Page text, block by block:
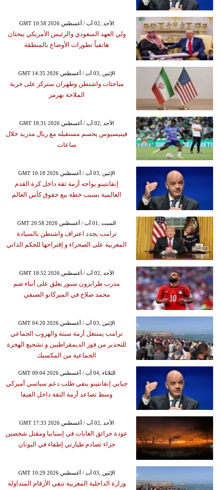
GMT 10:58 2026 الأحد ,02 آب / أغسطس
ولي العهد السعودي والرئيس الأمريكي يبحثان
هاتفياً تطورات الأوضاع بالمنطقة
GMT 14:35 2026 الإثنين ,03 آب / أغسطس
مباحثات واشنطن وطهران ستركز على حرية
الملاحة بهرمز
GMT 18:31 2026 الأحد ,02 آب / أغسطس
فينيسيوس يحسم مستقبله مع ريال مدريد خلال
ساعات
GMT 10:18 2026 الإثنين ,03 آب / أغسطس
إنفانتينو يواجه أزمة ثقة داخل كرة القدم
العالمية بسبب خطة بيع حقوق كأس العالم
GMT 20:58 2026 السبت ,01 آب / أغسطس
ترامب يجدد اعتراف واشنطن بالسيادة
المغربية على الصحراء و إقتراحها للحكم الذاتي
GMT 18:52 2026 الأحد ,02 آب / أغسطس
مدرب طرابزون سبور يعلق على أنباء ضم
محمد صلاح في الميركاتو الصيفي
GMT 04:20 2026 الإثنين ,03 آب / أغسطس
ترامب يستغل أزمة سبتة والهروب الجماعي
للتحذير من فوز الديمقراطيين و تشجيع الهحرة
الجماعية من المكسيك
GMT 09:04 2026 الثلاثاء ,04 آب / أغسطس
جياني إنفانتينو ينفي طلب دعم سياسي أميركي
وسط تصاعد أزمة الثقة داخل الفيفا
GMT 17:33 2026 الأحد ,02 آب / أغسطس
عودة حرائق الغابات في إسبانيا ومقتل شخصين
جراء تصادم طيارتي إطفاء في اليونان
GMT 10:29 2026 الإثنين ,03 آب / أغسطس
وزارة الداخلية المغربية تنفي الأرقام المتداولة